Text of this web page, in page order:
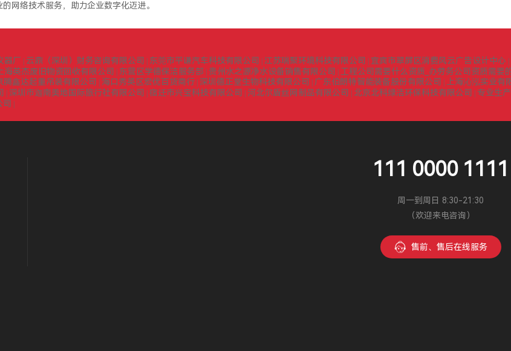
网络技术服务，助力企业数字化迈进。
器厂 云鼎（深圳）财务咨询有限公司 东莞市平谦汽车科技有限公司 江苏瑞聚环境科技有限公司 宜宾市翠屏区消费风云广告设计中心
海英杰废旧物资回收有限公司 东营区学德保洁服务部 贵州水之源净水设备销售有限公司
工程公司需要什么资质_办劳务公司资质需要
鑫达起重吊装有限公司 海口秀英区宏优百货商行 深圳德正堂生物科技有限公司 广东伯朗特智能装备股份有限公司
上海沁泓实业有
深圳市迦南美地国际旅行社有限公司 宿迁市兴宝科技有限公司 河北尔盾丝网制品有限公司 北京北科绿洁环保科技有限公司
专业生
111 0000 1111
周一到周日 8:30-21:30
（欢迎来电咨询）
售前、售后在线服务